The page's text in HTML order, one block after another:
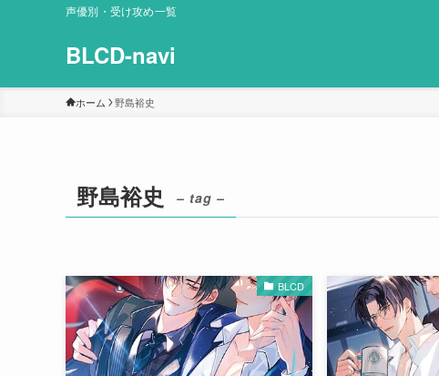
声優別・受け攻め一覧
BLCD-navi
ホーム 野島裕史
野島裕史 – tag –
BLCD